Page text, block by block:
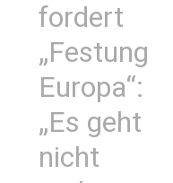
fordert
„Festung
Europa“:
„Es geht
nicht